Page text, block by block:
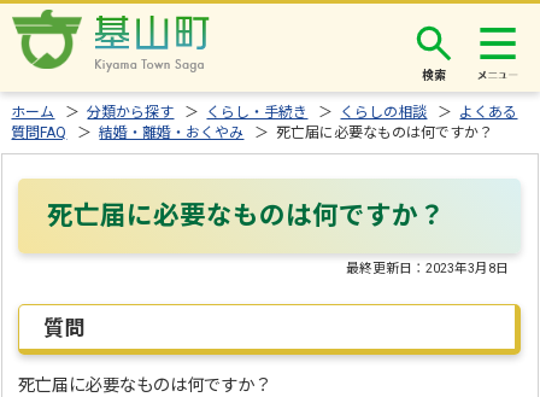
検索
ホーム ＞分類から探す ＞ くらし・手続き ＞ くらしの相談 ＞ よくある
質問FAQ
＞結婚・離婚・おくやみ ＞ 死亡届に必要なものは何ですか？
死亡届に必要なものは何ですか？
最終更新日：2023年3月8日
質問
死亡届に必要なものは何ですか？